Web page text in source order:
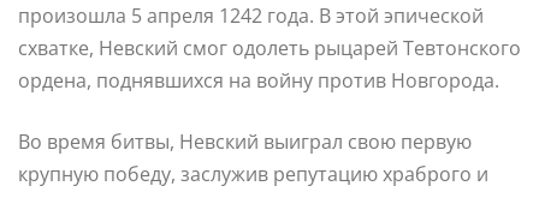
произошла 5 апреля 1242 года. В этой эпической
схватке, Невский смог одолеть рыцарей Тевтонского
ордена, поднявшихся на войну против Новгорода.
Во время битвы, Невский выиграл свою первую
крупную победу, заслужив репутацию храброго и